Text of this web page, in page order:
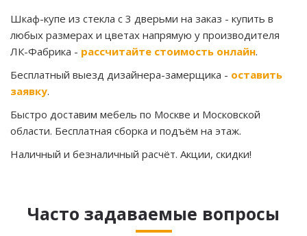
Шкаф-купе из стекла с 3 дверьми на заказ - купить в
любых размерах и цветах напрямую у производителя
ЛК-Фабрика - рассчитайте стоимость онлайн.
Бесплатный выезд дизайнера-замерщика - оставить
заявку.
Быстро доставим мебель по Москве и Московской
области. Бесплатная сборка и подъём на этаж.
Наличный и безналичный расчёт. Акции, скидки!
Часто задаваемые вопросы